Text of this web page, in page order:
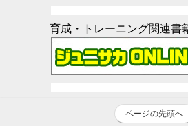
育成・トレーニング関連書
ページの先頭へ